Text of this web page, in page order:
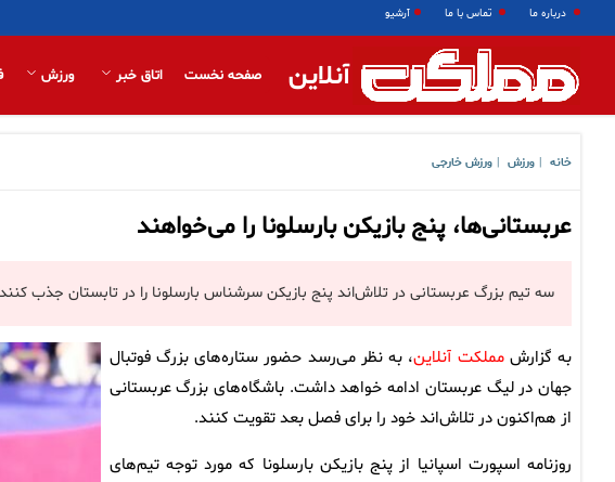
درباره ما تماس با ما آرشیو
آنلاین صفحه نخست اتاق خبر ورزش
خانه ورزش ورزش خارجی
عربستانی‌ها، پنج بازیکن بارسلونا را می‌خواهند
سه تیم بزرگ عربستانی در تلاش‌اند پنج بازیکن سرشناس بارسلونا را در تابستان جذب
به گزارشمملکت آنلاین، به نظر می‌رسد حضور ستاره‌های بزرگ فوتبال
جهان در لیگ عربستان ادامه خواهد داشت. باشگاه‌های بزرگ عربستانی
از هم‌اکنون در تلاش‌اند خود را برای فصل بعد تقویت کنند.
روزنامه اسپورت اسپانیا از پنج بازیکن بارسلونا که مورد توجه تیم‌های